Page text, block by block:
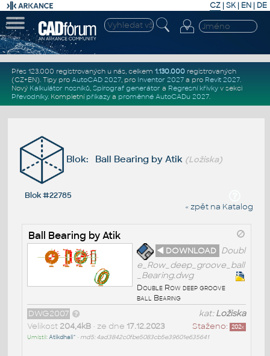
CZ | SK| EN | DE
Přes 123.000 registrovaných u nás, celkem 1.130.000registrovaných
(CZ+EN). Tipy pro AutoCAD 2027, pro Inventor 2027a pro Revit 2027.
Nový Kalkulátor nosníků, Spirograf generátor a Regresní křivkyv sekci
Převodníky. Kompletní příkazya proměnné AutoCADu 2027.
Blok: Ball Bearing by Atik (Ložiska)
Blok #22785
« zpět na Katalog
Ball Bearing by Atik
◄ DOWNLOAD Doubl
e_Row_deep_groove_ball
_Bearing.dwg
Double Row deep groove
ball Bearing
kat:Ložiska
DWG2007
Staženo: 202x
Velikost 204,4kB• ze dne 17.12.2023
Umístil:Atikdhali^ • md5: 4ad3842c0fbe5083cb5e39601e635641